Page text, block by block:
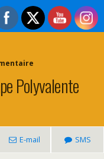
Polyvalente
E-mail SMS